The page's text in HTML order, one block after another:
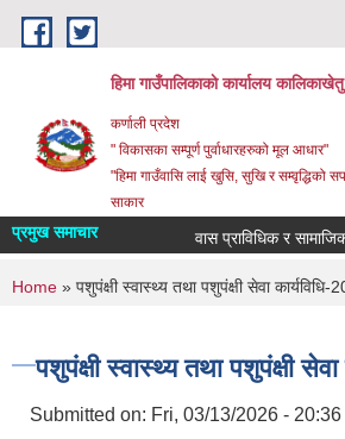
Skip to main content
हिमा गाउँपालिकाकाे कार्यालय
कर्णाली प्रदेश
" विकासका सम्पूर्ण पुर्वाधारहरुको मूल आधार"
"हिमा गाउँवासि लाई खुसि, सुखि र सम्वृद्धिको
साकार
प्रमुख समाचार वास प्राविधिक र
You are here
Home » पशुपंक्षी स्वास्थ्य तथा पशुपंक्षी सेवा कार्यविधि-
पशुपंक्षी स्वास्थ्य तथा पशुपंक्षी
Submitted on: Fri, 03/13/2026 - 20:36